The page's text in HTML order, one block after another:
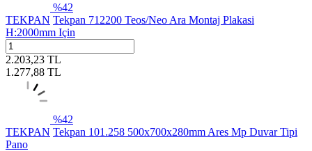
%42
TEKPAN Tekpan 712200 Teos/Neo Ara Montaj Plakasi
H:2000mm Için
2.203,23 TL
1.277,88 TL
%42
TEKPAN Tekpan 101.258 500x700x280mm Ares Mp Duvar Tipi
Pano